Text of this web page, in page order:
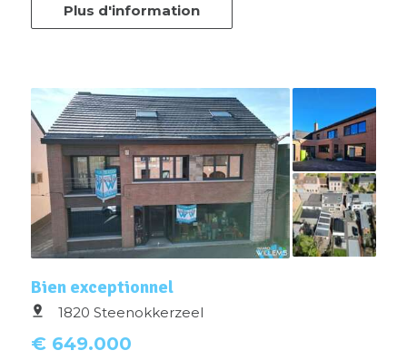
Plus d'information
Bien exceptionnel
1820 Steenokkerzeel
€ 649.000